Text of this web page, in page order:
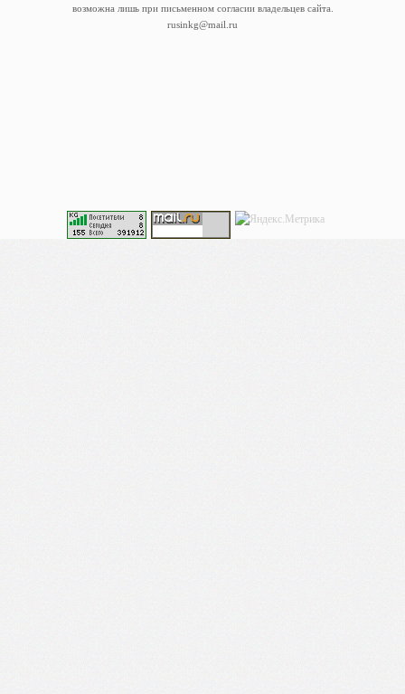
возможна лишь при письменном согласии владельцев сайта.
rusinkg@mail.ru